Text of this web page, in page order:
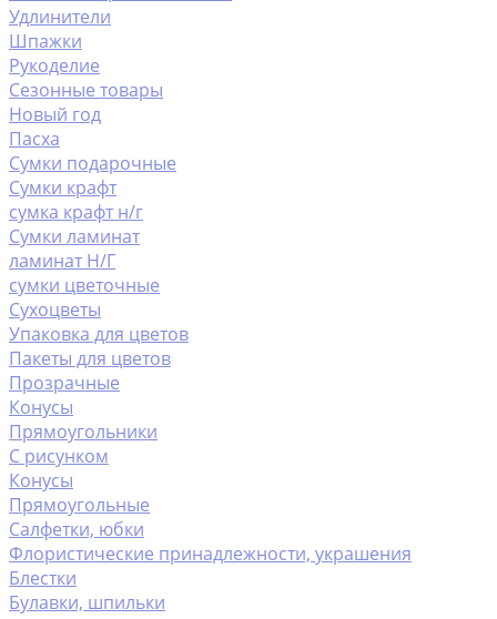
Удлинители
Шпажки
Рукоделие
Сезонные товары
Новый год
Пасха
Сумки подарочные
Сумки крафт
сумка крафт н/г
Сумки ламинат
ламинат Н/Г
сумки цветочные
Сухоцветы
Упаковка для цветов
Пакеты для цветов
Прозрачные
Конусы
Прямоугольники
С рисунком
Конусы
Прямоугольные
Салфетки, юбки
Флористические принадлежности, украшения
Блестки
Булавки, шпильки